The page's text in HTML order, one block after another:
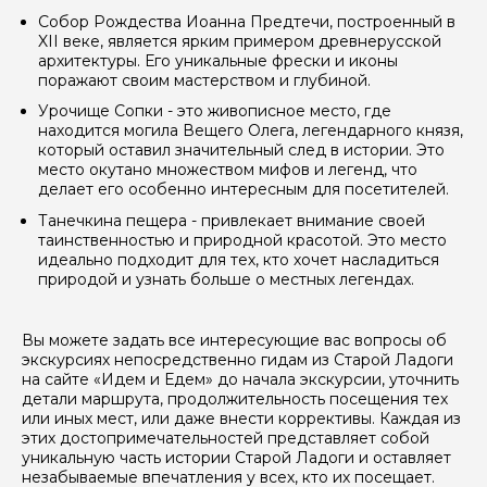
Собор Рождества Иоанна Предтечи, построенный в
XII веке, является ярким примером древнерусской
архитектуры. Его уникальные фрески и иконы
поражают своим мастерством и глубиной.
Урочище Сопки - это живописное место, где
находится могила Вещего Олега, легендарного князя,
который оставил значительный след в истории. Это
место окутано множеством мифов и легенд, что
делает его особенно интересным для посетителей.
Танечкина пещера - привлекает внимание своей
таинственностью и природной красотой. Это место
идеально подходит для тех, кто хочет насладиться
природой и узнать больше о местных легендах.
Вы можете задать все интересующие вас вопросы об
экскурсиях непосредственно гидам из Старой Ладоги
на сайте «Идем и Едем» до начала экскурсии, уточнить
детали маршрута, продолжительность посещения тех
или иных мест, или даже внести коррективы. Каждая из
этих достопримечательностей представляет собой
уникальную часть истории Старой Ладоги и оставляет
незабываемые впечатления у всех, кто их посещает.